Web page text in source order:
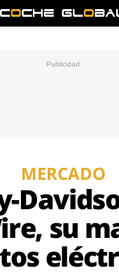
MERCADO
su